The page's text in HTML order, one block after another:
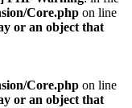
Core.php on line
or an object that
Core.php on line
or an object that